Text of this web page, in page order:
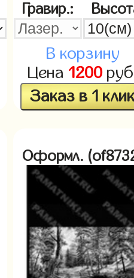
Гравир.:
В корзину
Цена 1200
Заказ в 1
Оформл.